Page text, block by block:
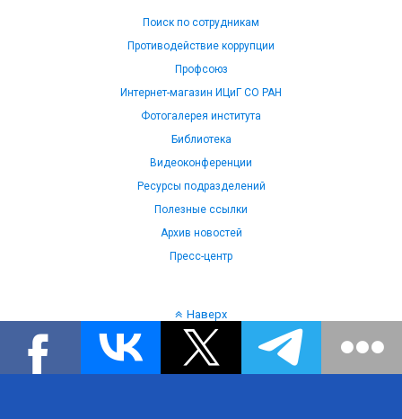
Поиск по сотрудникам
Противодействие коррупции
Профсоюз
Интернет-магазин ИЦиГ СО РАН
Фотогалерея института
Библиотека
Видеоконференции
Ресурсы подразделений
Полезные ссылки
Архив новостей
Пресс-центр
Наверх